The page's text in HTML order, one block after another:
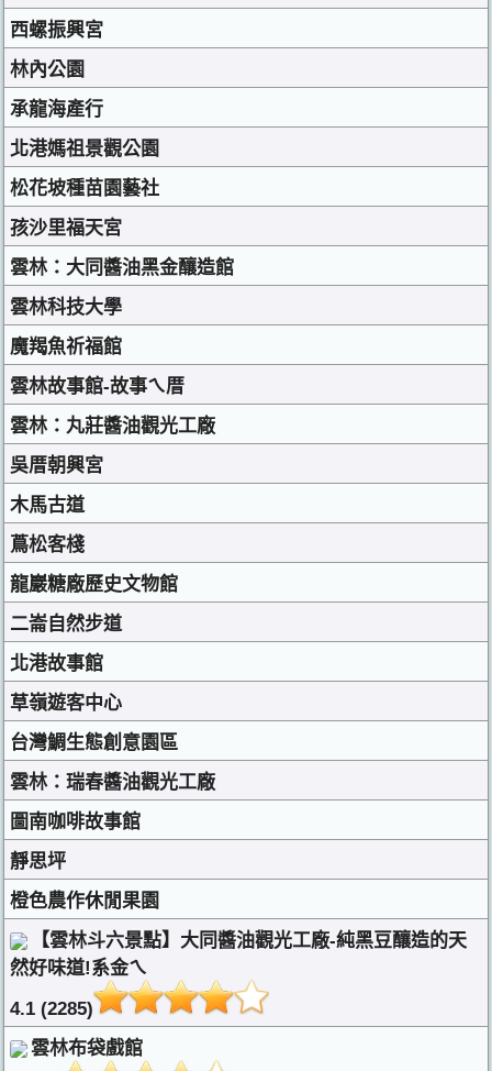
西螺振興宮
林內公園
承龍海產行
北港媽祖景觀公園
松花坡種苗園藝社
孩沙里福天宮
雲林：大同醬油黑金釀造館
雲林科技大學
魔羯魚祈福館
雲林故事館-故事ㄟ厝
雲林：丸莊醬油觀光工廠
吳厝朝興宮
木馬古道
蔦松客棧
龍巖糖廠歷史文物館
二崙自然步道
北港故事館
草嶺遊客中心
台灣鯛生態創意園區
雲林：瑞春醬油觀光工廠
圖南咖啡故事館
靜思坪
橙色農作休閒果園
【雲林斗六景點】大同醬油觀光工廠-純黑豆釀造的天
然好味道!系金ㄟ
4.1 (2285)
雲林布袋戲館